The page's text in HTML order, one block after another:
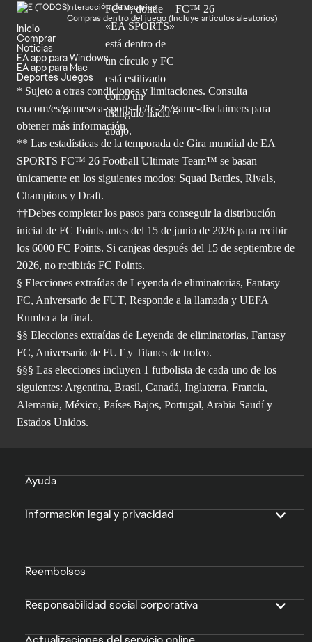
Interacción de usuarios
Compras dentro del juego (Incluye artículos aleatorios)
Inicio
Comprar
Noticias
EA app para Windows
EA app para Mac
Deportes Juegos
* Sujeto a otras condiciones y limitaciones. Consulta
ea.com/es/games/ea-sports-fc/fc-26/game-disclaimers para
obtenermás información.
** Las estadísticas de la temporada de Gira mundial de EA
SPORTS FC™ 26 Football Ultimate Team™ se basan
únicamente en los siguientes modos: Squad Battles, Rivals,
Champions y Draft.
††Debes completar los pasos para conseguir la distribución
inicial de FC Points antes del 15 de junio de 2026 para recibir
los 6000 FC Points. Si canjeas después del 15 de septiembre de
2026, no recibirás FC Points.
§ Elecciones extraídas de Leyenda de eliminatorias, Fantasy
FC, Aniversario de FUT, Responde a la llamada y UEFA
Rumbo a la final.
§§ Elecciones extraídas de Leyenda de eliminatorias, Fantasy
FC, Aniversario de FUT y Titanes de trofeo.
§§§ Las elecciones incluyen 1 futbolista de cada uno de los
siguientes: Argentina, Brasil, Canadá, Inglaterra, Francia,
Alemania, México, Países Bajos, Portugal, Arabia Saudí y
Estados Unidos.
Ayuda
Información legal y privacidad
Reembolsos
Responsabilidad social corporativa